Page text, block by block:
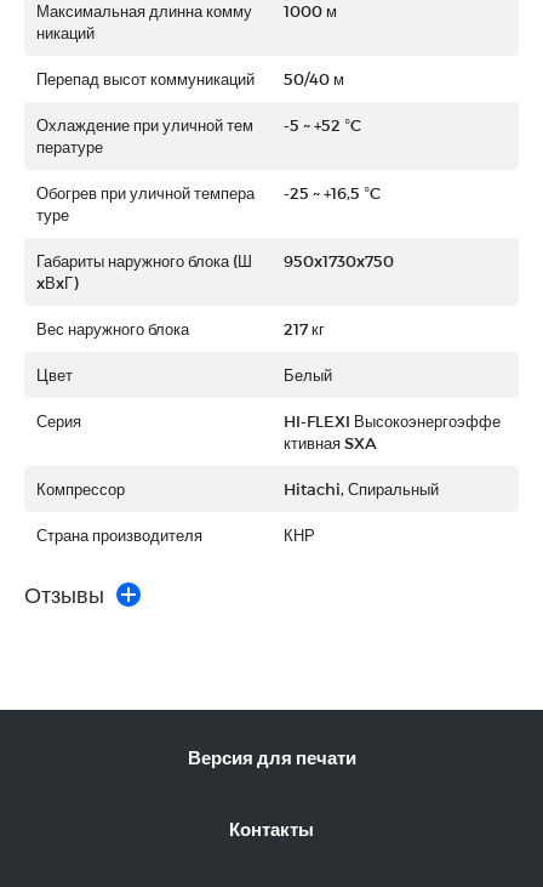
Максимальная длинна комму
никаций
1000 м
Перепад высот коммуникаций 50/40 м
Охлаждение при уличной тем
пературе
-5 ~ +52 °C
Обогрев при уличной темпера
туре
-25 ~ +16,5 °C
Габариты наружного блока (Ш
xВxГ)
950x1730x750
Вес наружного блока 217 кг
Цвет Белый
Серия
HI-FLEXI Высокоэнергоэффе
ктивная SXA
Компрессор Hitachi, Спиральный
Страна производителя КНР
Отзывы
Версия для печати
Контакты